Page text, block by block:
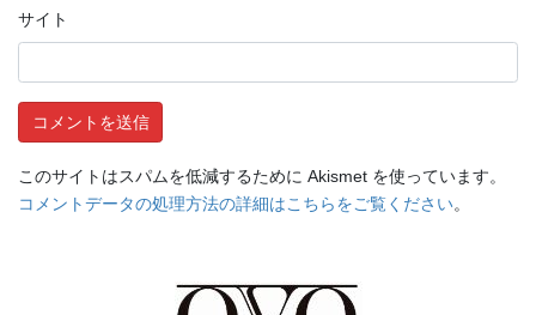
サイト
このサイトはスパムを低減するために Akismet を使っています。
コメントデータの処理方法の詳細はこちらをご覧ください。